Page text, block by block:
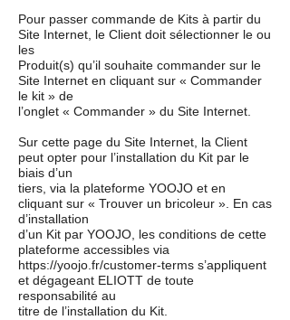
Pour passer commande de Kits à partir du
Site Internet, le Client doit sélectionner le ou
les
Produit(s) qu’il souhaite commander sur le
Site Internet en cliquant sur « Commander
le kit » de
l’onglet « Commander » du Site Internet.
Sur cette page du Site Internet, la Client
peut opter pour l’installation du Kit par le
biais d’un
tiers, via la plateforme YOOJO et en
cliquant sur « Trouver un bricoleur ». En cas
d’installation
d’un Kit par YOOJO, les conditions de cette
plateforme accessibles via
https://yoojo.fr/customer-terms s’appliquent
et dégageant ELIOTT de toute
responsabilité au
titre de l’installation du Kit.